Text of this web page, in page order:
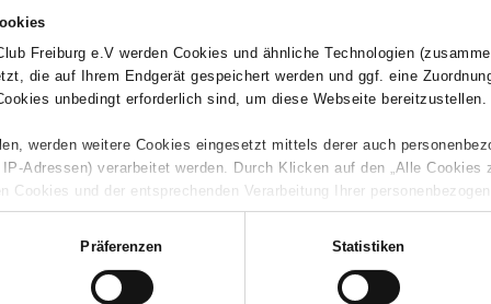
Freiburg e.V werden Cookies und ähnliche Technologien
die auf Ihrem Endgerät gespeichert werden und ggf. eine
unbedingt erforderlich sind, um diese Webseite bereitzustellen.
werden weitere Cookies eingesetzt mittels derer auch
Adressen) verarbeitet werden. Durch Klicken auf den „Alle Cookies
Cookies und der entsprechenden Verarbeitung Ihrer
1 TDDDG, Art. 6 Abs. 1 lit. a DSGVO zu. Sie können auch eine
Ihre etwaig erteilten Einwilligungen können Sie jederzeit widerrufen.
und unseremImpressum
Präferenzen Statistiken
HERSTELLERANGABEN
GRÜNER-KNOPF-ZERTIFIKAT
PRODUKTINFORMATION
MATERIALIEN
KUNDENBEWERTUNGEN (3)